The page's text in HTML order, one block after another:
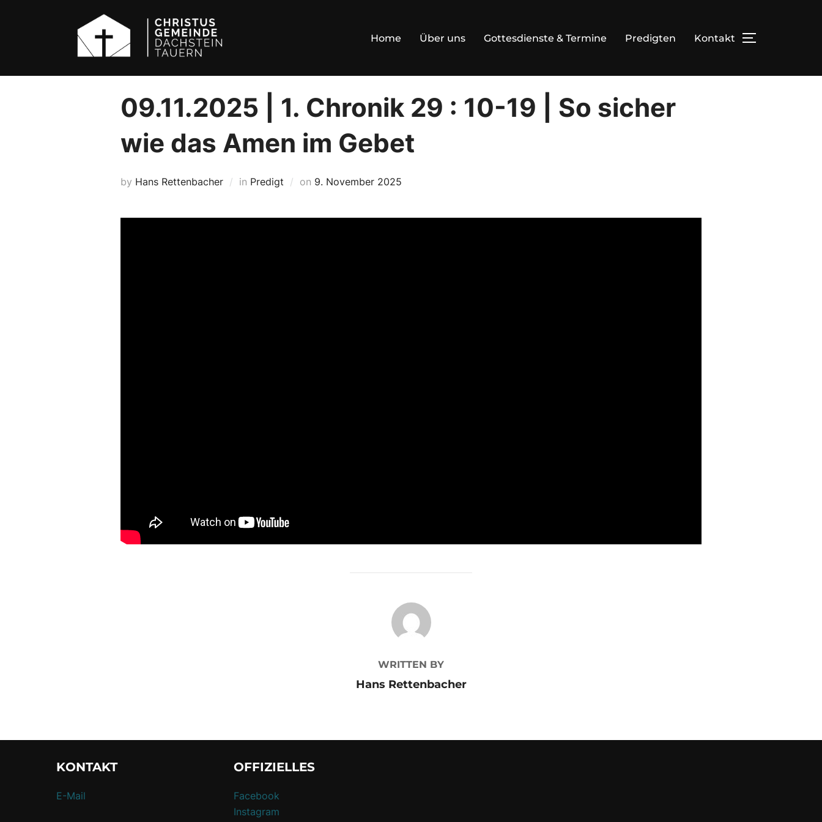
Home Über uns Gottesdienste & Termine Predigten Kontakt TOGGLE
09.11.2025 | 1. Chronik 29 : 10-19 | So sicher
wie das Amen im Gebet
by Hans Rettenbacher in Predigt on Posted
9. November 2025
POST AUTHOR
WRITTEN BY
Hans Rettenbacher
KONTAKT
E-Mail
OFFIZIELLES
Facebook
Instagram